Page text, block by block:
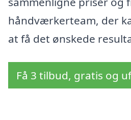
håndværkerteam, der
at få det ønskede
Få 3 tilbud, gratis og